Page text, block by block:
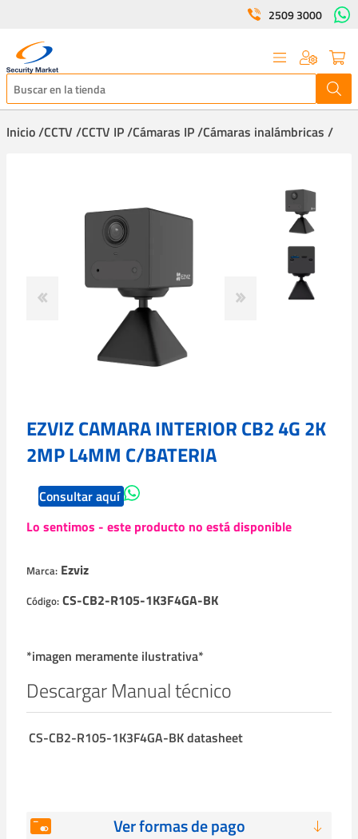
2509 3000
Inicio /CCTV /CCTV IP /Cámaras IP /Cámaras inalámbricas /
EZVIZ CAMARA INTERIOR CB2 4G 2K
2MP L4MM C/BATERIA
Consultar aquí
Lo sentimos - este producto no está disponible
Marca: Ezviz
Código: CS-CB2-R105-1K3F4GA-BK
*imagen meramente ilustrativa*
Descargar Manual técnico
CS-CB2-R105-1K3F4GA-BK datasheet
Ver formas de pago